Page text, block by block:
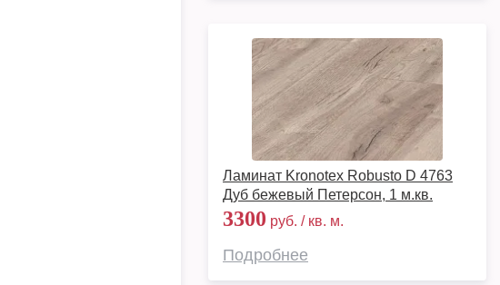
Ламинат Kronotex Robusto D 4763
Дуб бежевый Петерсон, 1 м.кв.
3300 руб. / кв. м.
Подробнее